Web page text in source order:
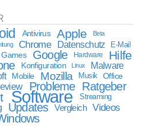
Antivirus Apple
Beta
Chrome Datenschutz E-Mail
Games Google Hardware Hilfe
Konfiguration Linux Malware
Mobile Mozilla Musik Office
Probleme Ratgeber
Software Streaming
Updates Vergleich Videos